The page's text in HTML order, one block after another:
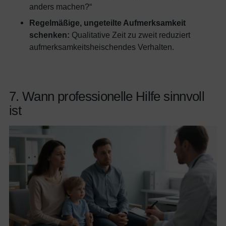
anders machen?“
Regelmäßige, ungeteilte Aufmerksamkeit
schenken: Qualitative Zeit zu zweit reduziert
aufmerksamkeitsheischendes Verhalten.
7. Wann professionelle Hilfe sinnvoll
ist